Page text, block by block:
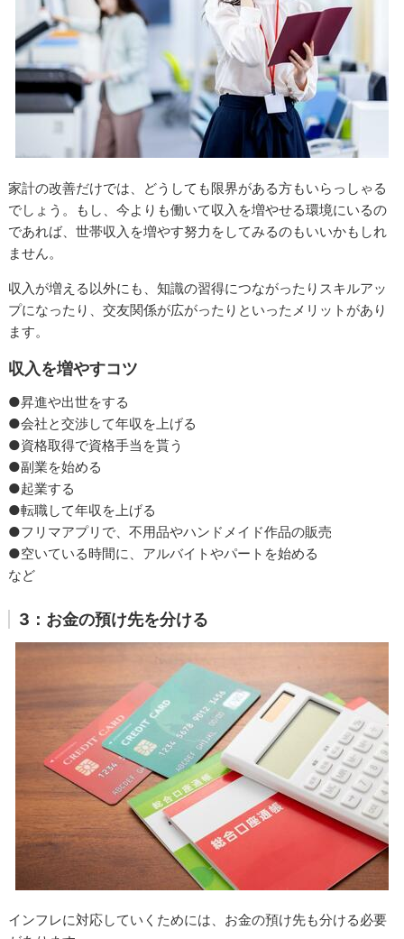
家計の改善だけでは、どうしても限界がある方もいらっしゃる
でしょう。もし、今よりも働いて収入を増やせる環境にいるの
であれば、世帯収入を増やす努力をしてみるのもいいかもしれ
ません。
収入が増える以外にも、知識の習得につながったりスキルアッ
プになったり、交友関係が広がったりといったメリットがあり
ます。
収入を増やすコツ
●昇進や出世をする
●会社と交渉して年収を上げる
●資格取得で資格手当を貰う
●副業を始める
●起業する
●転職して年収を上げる
●フリマアプリで、不用品やハンドメイド作品の販売
●空いている時間に、アルバイトやパートを始める
など
3：お金の預け先を分ける
インフレに対応していくためには、お金の預け先も分ける必要